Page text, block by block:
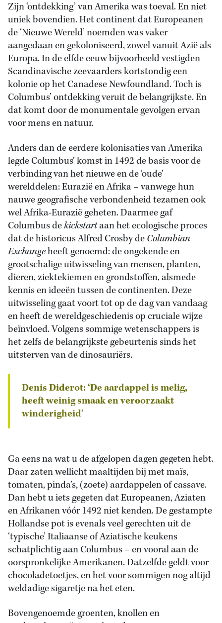
Zijn ‘ontdekking’ van Amerika was toeval. En niet
uniek bovendien. Het continent dat Europeanen
de ‘Nieuwe Wereld’ noemden was vaker
aangedaan en gekoloniseerd, zowel vanuit Azië als
Europa. In de elfde eeuw bijvoorbeeld vestigden
Scandinavische zeevaarders kortstondig een
kolonie op het Canadese Newfoundland. Toch is
Columbus’ ontdekking veruit de belangrijkste. En
dat komt door de monumentale gevolgen ervan
voor mens en natuur.
Anders dan de eerdere kolonisaties van Amerika
legde Columbus’ komst in 1492 de basis voor de
verbinding van het nieuwe en de ‘oude’
werelddelen: Eurazië en Afrika – vanwege hun
nauwe geografische verbondenheid tezamen ook
wel Afrika-Eurazië geheten. Daarmee gaf
Columbus dekickstartaan het ecologische proces
dat de historicus Alfred Crosby deColumbian
Exchangeheeft genoemd: de ongekende en
grootschalige uitwisseling van mensen, planten,
dieren, ziektekiemen en grondstoffen, alsmede
kennis en ideeën tussen de continenten. Deze
uitwisseling gaat voort tot op de dag van vandaag
en heeft de wereldgeschiedenis op cruciale wijze
beïnvloed. Volgens sommige wetenschappers is
het zelfs de belangrijkste gebeurtenis sinds het
uitsterven van de dinosauriërs.
Denis Diderot: ‘De aardappel is melig,
heeft weinig smaak en veroorzaakt
winderigheid’
Ga eens na wat u de afgelopen dagen gegeten hebt.
Daar zaten wellicht maaltijden bij met maïs,
tomaten, pinda’s, (zoete) aardappelen of cassave.
Dan hebt u iets gegeten dat Europeanen, Aziaten
en Afrikanen vóór 1492 niet kenden. De gestampte
Hollandse pot is evenals veel gerechten uit de
‘typische’ Italiaanse of Aziatische keukens
schatplichtig aan Columbus – en vooral aan de
oorspronkelijke Amerikanen. Datzelfde geldt voor
chocoladetoetjes, en het voor sommigen nog altijd
weldadige sigaretje na het eten.
Bovengenoemde groenten, knollen en